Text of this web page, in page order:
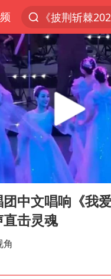
《披荆斩棘
杭州机场已取
白海豚北上或
新疆一婚礼线
中文唱响《我
击灵魂
角